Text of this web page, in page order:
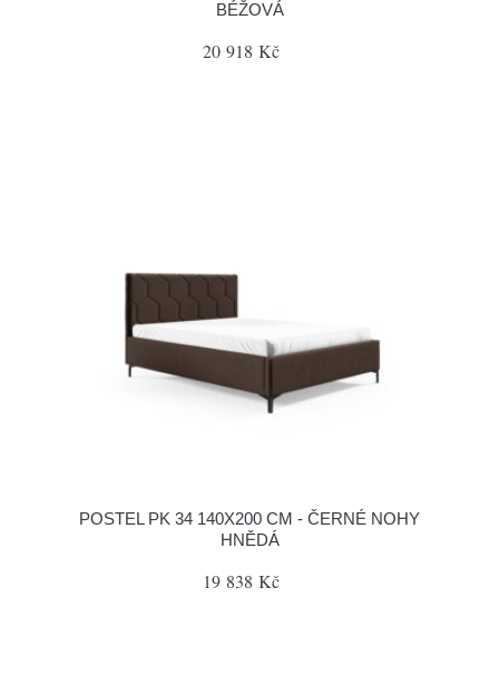
BÉŽOVÁ
20 918 Kč
POSTEL PK 34 140X200 CM - ČERNÉ NOHY
HNĚDÁ
19 838 Kč